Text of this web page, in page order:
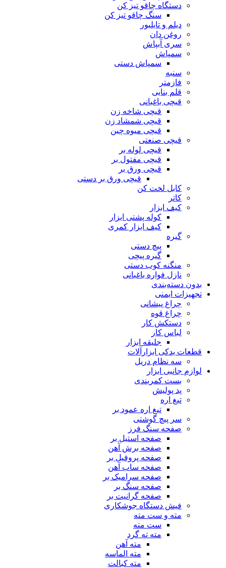
دستگاه چاقو تیز کن
سنگ چاقو تیز کن
دیلم و تایلیور
روغن دان
سری آبپاش
سمپاش
سمپاش دستی
سنبه
فازمتر
قلم بنایی
قیچی باغبانی
قیچی شاخه زن
قیچی شمشاد زن
قیچی میوه چین
قیچی صنعتی
قیچی لوله بر
قیچی مفتول بر
قیچی ورق بر
قیچی ورق بر دستی
کابل لخت کن
کاتر
کیف ابزار
کوله پشتی ابزار
کیف ابزار کمری
گیره
پیچ دستی
گیره پیچی
منگنه کوب دستی
نازل فواره باغبانی
بدون دسته‌بندی
تجهیزات ایمنی
چراغ پیشانی
چراغ قوه
دستکش کار
لباس کار
جلیقه ابزار
قطعات یدکی ابزارآلات
سه نظام دریل
لوازم جانبی ابزار
بست کمربندی
پد پولیش
تیغ اره
تیغ اره عمود بر
سر پیچ گوشتی
صفحه سنگ فرز
صفحه استیل بر
صفحه برش آهن
صفحه پروفیل بر
صفحه ساب آهن
صفحه سرامیک بر
صفحه سنگ بر
صفحه گرانیت بر
فیش دستگاه جوشکاری
مته و ست مته
ست مته
مته ته گرد
مته آهن
مته الماسه
مته کبالت